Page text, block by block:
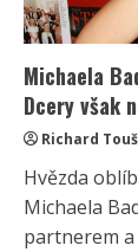
Michaela
Dcery však
Richard Touš
Hvězda
Michaela
partnerem